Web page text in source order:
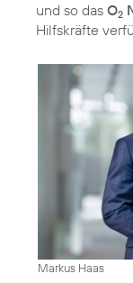
und so das O2
Hilfskräfte
Markus Haas